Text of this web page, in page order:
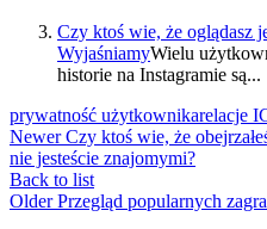
Czy ktoś wie, że oglądasz
WyjaśniamyWielu
historie na Instagramie są...
prywatność użytkownikarelacje
Newer Czy ktoś wie, że
nie jesteście znajomymi?
Back to list
Older Przegląd popularnych